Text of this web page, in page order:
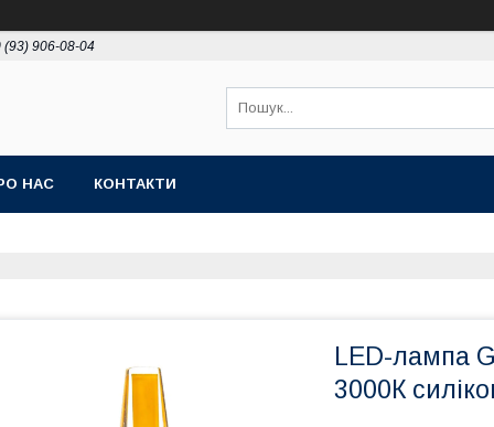
(93) 906-08-04
НАС КОНТАКТИ
LED-лампа
3000К